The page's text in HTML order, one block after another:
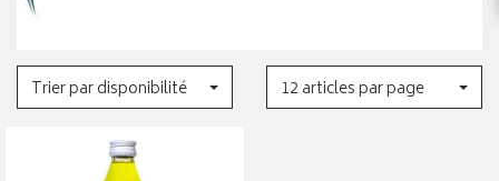
Trier par disponibilité 12 articles par page